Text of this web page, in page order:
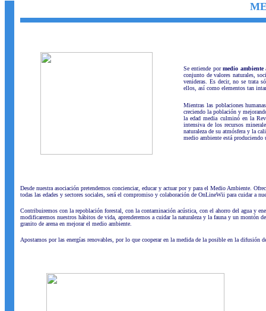
Se entiende pormedio ambiente
conjunto de valores naturales,
venideras. Es decir, no se trata
ellos, así como elementos tan
Mientras las poblaciones
creciendo la población y
la edad media culminó en la
intensiva de los recursos
naturaleza de su atmósfera y la
medio ambiente está produciendo
Desde nuestra asociación pretendemos concienciar, educar y actuar por y para el Medio Ambiente.
todas las edades y sectores sociales, será el compromiso y colaboración de OnLineWii para cuidar a
Contribuiremos con la repoblación forestal, con la contaminación acústica, con el ahorro del agua y
modificaremos nuestros hábitos de vida, aprenderemos a cuidar la naturaleza y la fauna y un montón
granito de arena en mejorar el medio ambiente.
Apostamos por las energías renovables, por lo que cooperar en la medida de la posible en la difusión